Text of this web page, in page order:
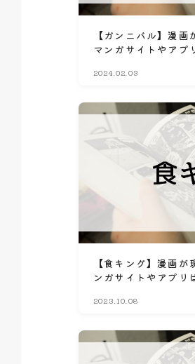
【ガンニバル】漫
マンガサイトやアプ
情報
2024.02.03
【食キング】漫画
ンガサイトやアプリ
2023.10.08